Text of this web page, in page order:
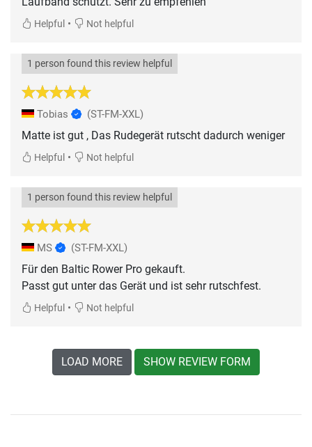
Helpful • Not helpful
1 person found this review helpful
Tobias (ST-FM-XXL)
Matte ist gut , Das Rudegerät rutscht dadurch weniger
Helpful • Not helpful
1 person found this review helpful
MS (ST-FM-XXL)
Für den Baltic Rower Pro gekauft.
Passt gut unter das Gerät und ist sehr rutschfest.
Helpful • Not helpful
LOAD MORE SHOW REVIEW FORM